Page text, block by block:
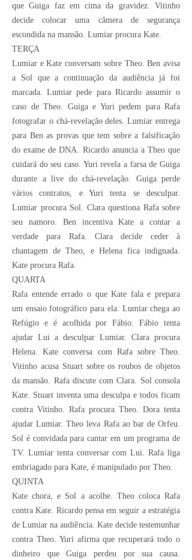
que Guiga faz em cima da gravidez. Vitinho
decide colocar uma câmera de segurança
escondida na mansão. Lumiar procura Kate.
TERÇA
Lumiar e Kate conversam sobre Theo. Ben avisa
a Sol que a continuação da audiência já foi
marcada. Lumiar pede para Ricardo assumir o
caso de Theo. Guiga e Yuri pedem para Rafa
fotografar o chá-revelação deles. Lumiar entrega
para Ben as provas que tem sobre a falsificação
do exame de DNA. Ricardo anuncia a Theo que
cuidará do seu caso. Yuri revela a farsa de Guiga
durante a live do chá-revelação. Guiga perde
vários contratos, e Yuri tenta se desculpar.
Lumiar procura Sol. Clara questiona Rafa sobre
seu namoro. Ben incentiva Kate a contar a
verdade para Rafa. Clara decide ceder à
chantagem de Theo, e Helena fica indignada.
Kate procura Rafa.
QUARTA
Rafa entende errado o que Kate fala e prepara
um ensaio fotográfico para ela. Lumiar chega ao
Refúgio e é acolhida por Fábio. Fábio tenta
ajudar Lui a desculpar Lumiar. Clara procura
Helena. Kate conversa com Rafa sobre Theo.
Vitinho acusa Stuart sobre os roubos de objetos
da mansão. Rafa discute com Clara. Sol consola
Kate. Stuart inventa uma desculpa e todos ficam
contra Vitinho. Rafa procura Theo. Dora tenta
ajudar Lumiar. Theo leva Rafa ao bar de Orfeu.
Sol é convidada para cantar em um programa de
TV. Lumiar tenta conversar com Lui. Rafa liga
embriagado para Kate, é manipulado por Theo.
QUINTA
Kate chora, e Sol a acolhe. Theo coloca Rafa
contra Kate. Ricardo pensa em seguir a estratégia
de Lumiar na audiência. Kate decide testemunhar
contra Theo. Yuri afirma que recuperará todo o
dinheiro que Guiga perdeu por sua causa.